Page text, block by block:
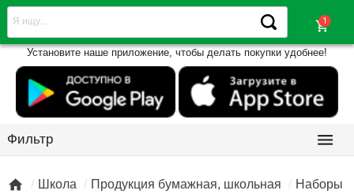
shopping_cart
Установите наше приложение, чтобы делать покупки удобнее!
Фильтр 
 Школа Продукция бумажная, школьная
Наборы